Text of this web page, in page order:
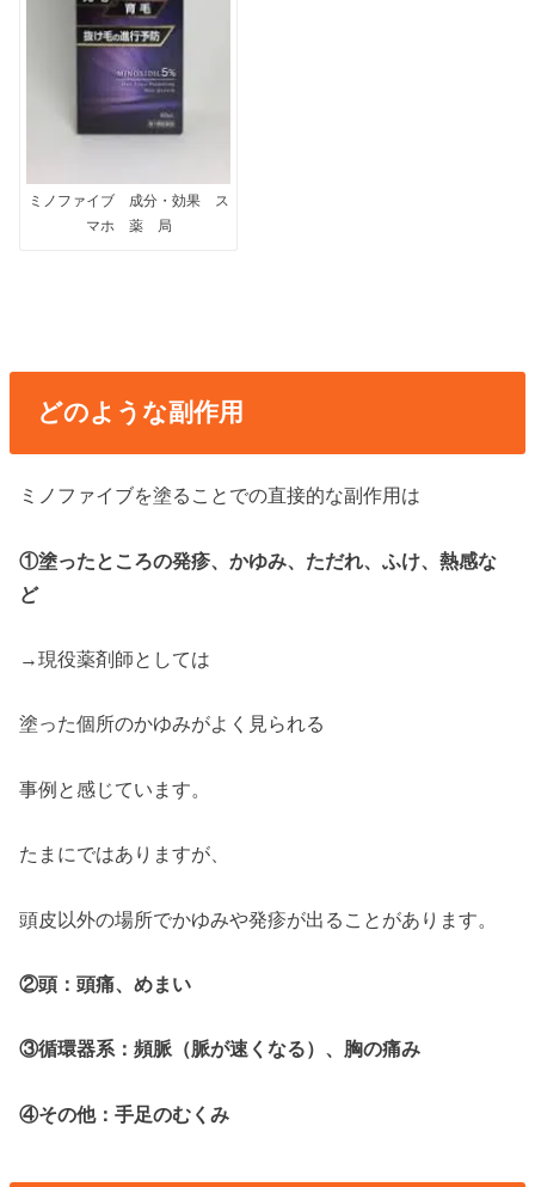
ミノファイブ 成分・効果 ス
マホ 薬 局
どのような副作用
ミノファイブを塗ることでの直接的な副作用は
①塗ったところの発疹、かゆみ、ただれ、ふけ、熱感な
ど
→現役薬剤師としては
塗った個所のかゆみがよく見られる
事例と感じています。
たまにではありますが、
頭皮以外の場所でかゆみや発疹が出ることがあります。
②頭：頭痛、めまい
③循環器系：頻脈（脈が速くなる）、胸の痛み
④その他：手足のむくみ